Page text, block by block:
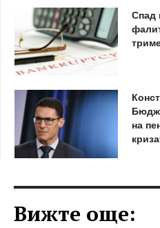
Спад
на
Вижте още: